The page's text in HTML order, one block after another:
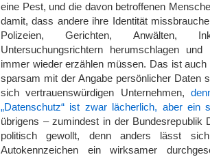
eine Pest, und die davon betroffenen
damit, dass andere ihre Identität
Polizeien, Gerichten, Anwälten,
Untersuchungsrichtern herumschlagen
immer wieder erzählen müssen. Das ist
sparsam mit der Angabe persönlicher Daten
sich vertrauenswürdigen Unternehmen,
„Datenschutz“ ist zwar lächerlich, aber ein
übrigens – zumindest in der Bundesrepublik
politisch gewollt, denn anders lässt
Autokennzeichen ein wirksamer